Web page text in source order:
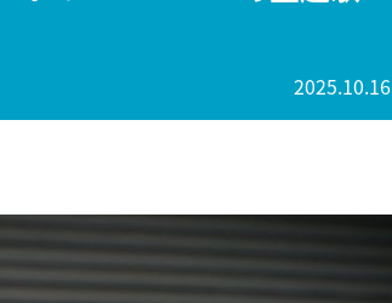
2025.10.16